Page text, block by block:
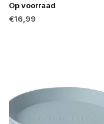
Op voorraad
€16,99